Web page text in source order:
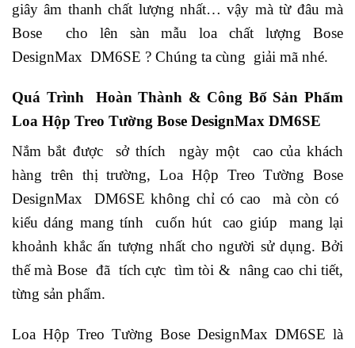
giây âm thanh chất lượng nhất… vậy mà từ đâu mà
Bose cho lên sàn mẫu loa chất lượng Bose
DesignMax DM6SE ? Chúng ta cùng giải mã nhé.
Quá Trình Hoàn Thành & Công Bố Sản Phẩm
Loa Hộp Treo Tường Bose DesignMax DM6SE
Nắm bắt được sở thích ngày một cao của khách
hàng trên thị trường, Loa Hộp Treo Tường Bose
DesignMax DM6SE không chỉ có cao mà còn có
kiểu dáng mang tính cuốn hút cao giúp mang lại
khoảnh khắc ấn tượng nhất cho người sử dụng. Bởi
thế mà Bose đã tích cực tìm tòi & nâng cao chi tiết,
từng sản phẩm.
Loa Hộp Treo Tường Bose DesignMax DM6SE là